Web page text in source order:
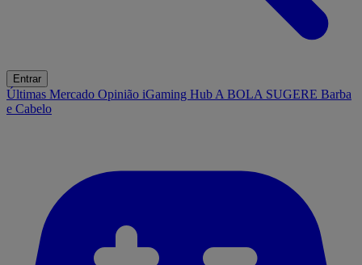
Entrar
Últimas Mercado Opinião iGaming Hub A BOLA SUGERE Barba
e Cabelo